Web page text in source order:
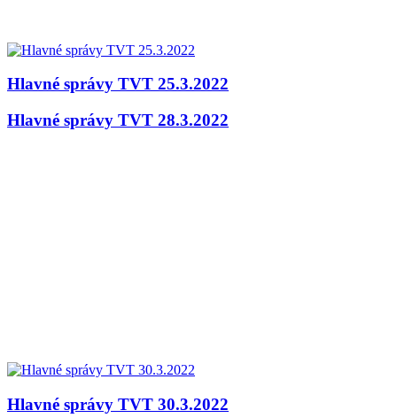
Hlavné správy TVT 25.3.2022
Hlavné správy TVT 28.3.2022
Hlavné správy TVT 30.3.2022